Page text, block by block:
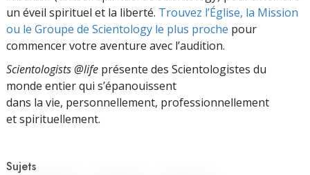
un éveil spirituel et la liberté. Trouvez l’Église, la Mission
ou le Groupe de Scientology le plus proche pour
commencer votre aventure avec l’audition.
Scientologists @life présente des Scientologistes du
monde entier qui s’épanouissent
dans la vie, personnellement, professionnellement
et spirituellement.
Sujets